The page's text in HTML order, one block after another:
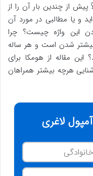
پیش از چندین بار آن را از
و یا مطالبی در مورد آن
این واژه چیست؟ چرا
بیشتر شدن است و هر ساله
این مقاله از هومکا برای
هرچه بیشتر همراهان
لاغری